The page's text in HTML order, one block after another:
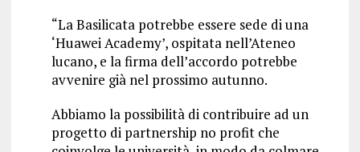
“La Basilicata potrebbe essere sede di una
‘Huawei Academy’, ospitata nell’Ateneo
lucano, e la firma dell’accordo potrebbe
avvenire già nel prossimo autunno.
Abbiamo la possibilità di contribuire ad un
progetto di partnership no profit che